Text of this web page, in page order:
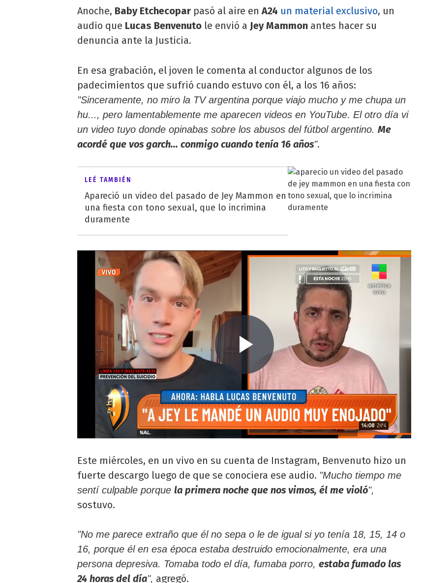
Anoche, Baby Etchecopar pasó al aire en A24 un material exclusivo, un
audio que Lucas Benvenuto le envió a Jey Mammon antes hacer su
denuncia ante la Justicia.
En esa grabación, el joven le comenta al conductor algunos de los
padecimientos que sufrió cuando estuvo con él, a los 16 años:
"Sinceramente, no miro la TV argentina porque viajo mucho y me chupa un
hu..., pero lamentablemente me aparecen videos en YouTube. El otro día vi
un video tuyo donde opinabas sobre los abusos del fútbol argentino. Me
acordé que vos garch... conmigo cuando tenía 16 años".
LEÉ TAMBIÉN
Apareció un video del pasado de Jey Mammon en
una fiesta con tono sexual, que lo incrimina
duramente
Este miércoles, en un vivo en su cuenta de Instagram, Benvenuto hizo un
fuerte descargo luego de que se conociera ese audio. "Mucho tiempo me
sentí culpable porque la primera noche que nos vimos, él me violó",
sostuvo.
"No me parece extraño que él no sepa o le de igual si yo tenía 18, 15, 14 o
16, porque él en esa época estaba destruido emocionalmente, era una
persona depresiva. Tomaba todo el día, fumaba porro, estaba fumado las
24 horas del día", agregó.